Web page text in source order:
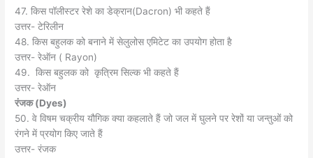
47. किस पॉलीस्टर रेशे का डेक्रान(Dacron) भी कहते हैं
उत्तर- टेरिलीन
48. किस बहुलक को बनाने में सेलुलोस एमिटेट का उपयोग होता है
उत्तर- रेऑन ( Rayon)
49. किस बहुलक को कृत्रिम सिल्क भी कहते हैं
उत्तर- रेऑन
रंजक(Dyes)
50. वे विषम चक्रीय यौगिक क्या कहलाते हैं जो जल में घुलने पर रेशों या जन्तुओं को
रंगने में प्रयोग किए जाते हैं
उत्तर- रंजक